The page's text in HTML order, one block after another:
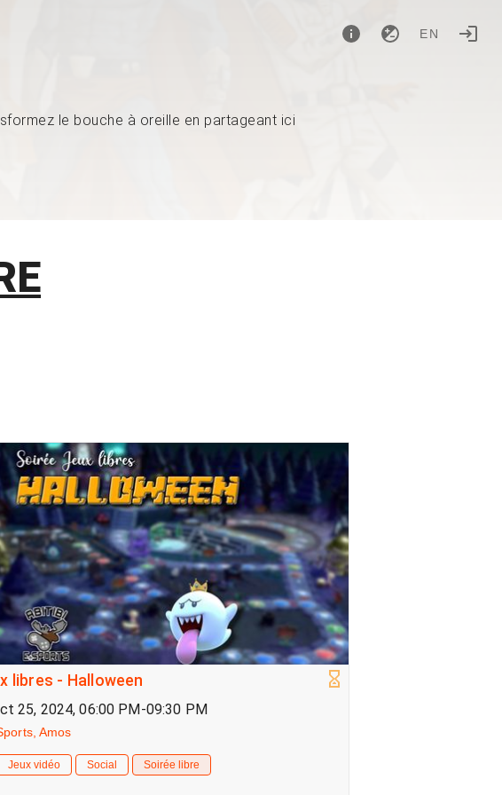
EN
le bouche à oreille en partageant ici
libres - Halloween
25, 2024, 06:00 PM-09:30 PM
Amos
Jeux vidéo Social Soirée libre